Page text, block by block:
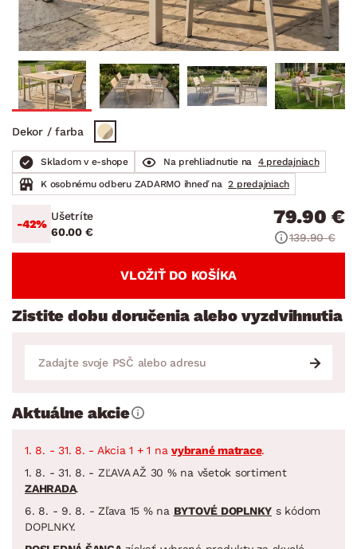
Dekor / farba
Skladom v e-shope Na prehliadnutie na
4 predajniach
K osobnému odberu ZADARMO ihneď na 2 predajniach
-42%
Ušetríte
60.00 €
79.90 €
139.90 €
VLOŽIŤ DO KOŠÍKA
Zistite dobu doručenia alebo vyzdvihnutia
Aktuálne akcie
1. 8. - 31. 8. - Akcia 1 + 1 na vybrané matrace.
1. 8. - 31. 8. - ZĽAVA AŽ 30 % na všetok sortiment
ZAHRADA.
6. 8. - 9. 8. - Zľava 15 % na BYTOVÉ DOPLNKY s kódom
DOPLNKY.